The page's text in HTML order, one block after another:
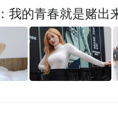
我的青春就是赌出